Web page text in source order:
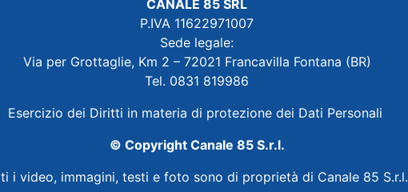
CANALE 85 SRL
P.IVA 11622971007
Sede legale:
Via per Grottaglie, Km 2 – 72021 Francavilla Fontana (BR)
Tel. 0831 819986
Esercizio dei Diritti in materia di protezione dei Dati Personali
© Copyright Canale 85 S.r.l.
i video, immagini, testi e foto sono di proprietà di Canale 85 S.r.l.